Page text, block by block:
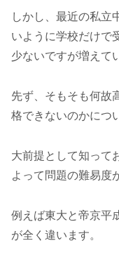
しかし、最近の私立
いように学校だけで
少ないですが増えて
先ず、そもそも何故
格できないのかにつ
大前提として知って
よって問題の難易度
例えば東大と帝京平
が全く違います。